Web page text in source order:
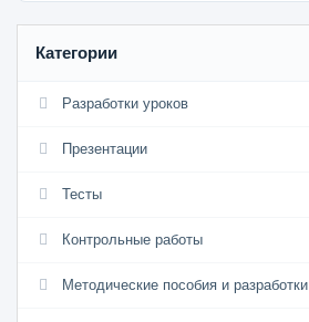
Категории
Разработки уроков
Презентации
Тесты
Контрольные работы
Методические пособия и разработки